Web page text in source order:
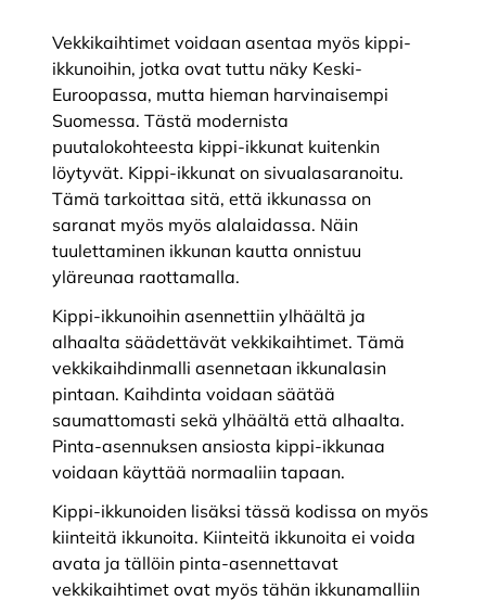
Vekkikaihtimet voidaan asentaa myös kippi-
ikkunoihin, jotka ovat tuttu näky Keski-
Euroopassa, mutta hieman harvinaisempi
Suomessa. Tästä modernista
puutalokohteesta kippi-ikkunat kuitenkin
löytyvät. Kippi-ikkunat on sivualasaranoitu.
Tämä tarkoittaa sitä, että ikkunassa on
saranat myös myös alalaidassa. Näin
tuulettaminen ikkunan kautta onnistuu
yläreunaa raottamalla.
Kippi-ikkunoihin asennettiin ylhäältä ja
alhaalta säädettävät vekkikaihtimet. Tämä
vekkikaihdinmalli asennetaan ikkunalasin
pintaan. Kaihdinta voidaan säätää
saumattomasti sekä ylhäältä että alhaalta.
Pinta-asennuksen ansiosta kippi-ikkunaa
voidaan käyttää normaaliin tapaan.
Kippi-ikkunoiden lisäksi tässä kodissa on myös
kiinteitä ikkunoita. Kiinteitä ikkunoita ei voida
avata ja tällöin pinta-asennettavat
vekkikaihtimet ovat myös tähän ikkunamalliin